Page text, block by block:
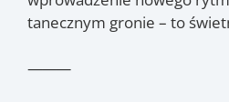
tanecznym gronie – to
⸻